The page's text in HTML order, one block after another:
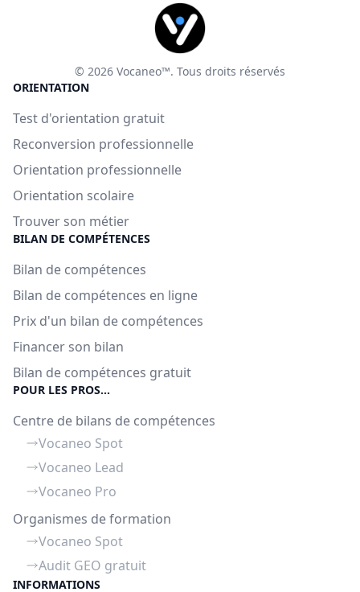
© 2026 Vocaneo™. Tous droits réservés
ORIENTATION
Test d'orientation gratuit
Reconversion professionnelle
Orientation professionnelle
Orientation scolaire
Trouver son métier
BILAN DE COMPÉTENCES
Bilan de compétences
Bilan de compétences en ligne
Prix d'un bilan de compétences
Financer son bilan
Bilan de compétences gratuit
POUR LES PROS...
Centre de bilans de compétences
Vocaneo Spot
Vocaneo Lead
Vocaneo Pro
Organismes de formation
Vocaneo Spot
Audit GEO gratuit
INFORMATIONS